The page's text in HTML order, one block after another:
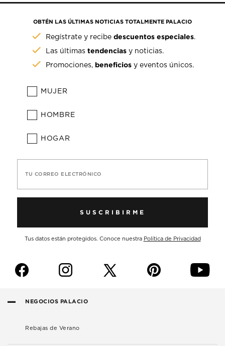
OBTÉN LAS ÚLTIMAS NOTICIAS TOTALMENTE PALACIO
Regístrate y recibedescuentos especiales.
Las últimastendencias y noticias.
Promociones, beneficios y eventos únicos.
MUJER
HOMBRE
HOGAR
TU CORREO ELECTRÓNICO
SUSCRIBIRME
Tus datos están protegidos. Conoce nuestra Política de Privacidad
f i p y
NEGOCIOS PALACIO
Rebajas de Verano